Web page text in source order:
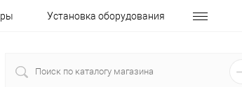
Установка оборудования